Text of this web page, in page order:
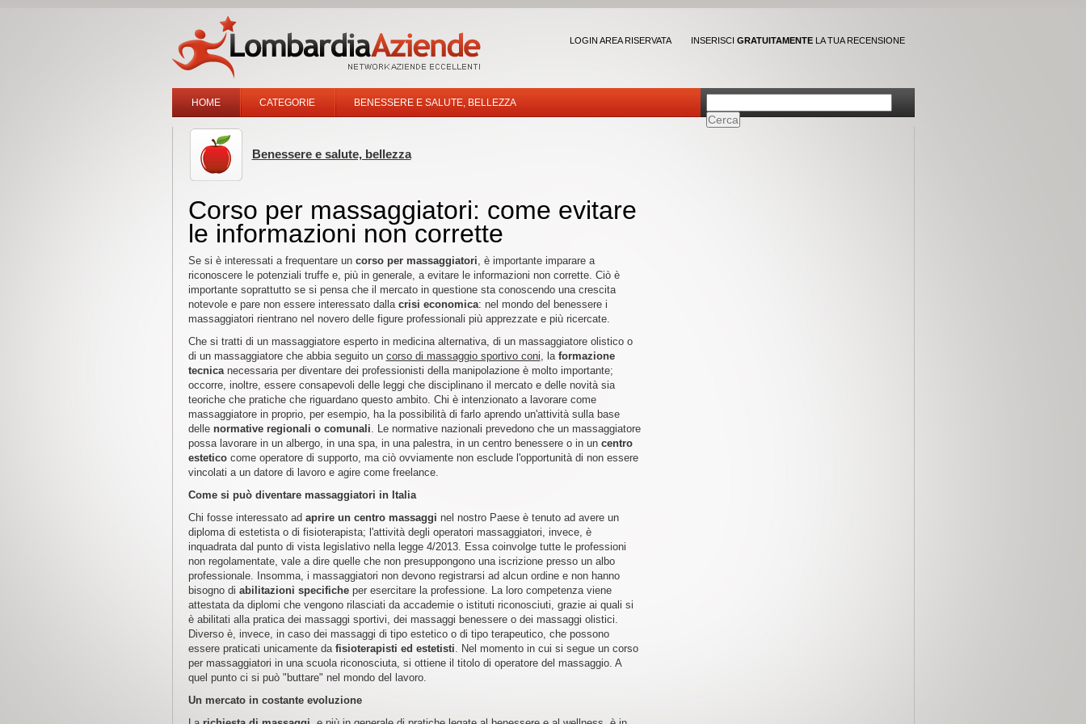
LOGIN AREA RISERVATA INSERISCI GRATUITAMENTELA TUA RECENSIONE
HOME CATEGORIE BENESSERE E SALUTE, BELLEZZA
Benessere e salute, bellezza
Corso per massaggiatori: come evitare
le informazioni non corrette
Se si è interessati a frequentare uncorso per massaggiatori, è importante imparare a
riconoscere le potenziali truffe e, più in generale, a evitare le informazioni non corrette. Ciò è
importante soprattutto se si pensa che il mercato in questione sta conoscendo una crescita
notevole e pare non essere interessato dallacrisi economica: nel mondo del benessere i
massaggiatori rientrano nel novero delle figure professionali più apprezzate e più ricercate.
Che si tratti di un massaggiatore esperto in medicina alternativa, di un massaggiatore olistico o
di un massaggiatore che abbia seguito un corso di massaggio sportivo coni, la formazione
tecnicanecessaria per diventare dei professionisti della manipolazione è molto importante;
occorre, inoltre, essere consapevoli delle leggi che disciplinano il mercato e delle novità sia
teoriche che pratiche che riguardano questo ambito. Chi è intenzionato a lavorare come
massaggiatore in proprio, per esempio, ha la possibilità di farlo aprendo un'attività sulla base
delle normative regionali o comunali. Le normative nazionali prevedono che un massaggiatore
possa lavorare in un albergo, in una spa, in una palestra, in un centro benessere o in un centro
esteticocome operatore di supporto, ma ciò ovviamente non esclude l'opportunità di non essere
vincolati a un datore di lavoro e agire come freelance.
Come si può diventare massaggiatori in Italia
Chi fosse interessato ad aprire un centro massaggi nel nostro Paese è tenuto ad avere un
diploma di estetista o di fisioterapista; l'attività degli operatori massaggiatori, invece, è
inquadrata dal punto di vista legislativo nella legge 4/2013. Essa coinvolge tutte le professioni
non regolamentate, vale a dire quelle che non presuppongono una iscrizione presso un albo
professionale. Insomma, i massaggiatori non devono registrarsi ad alcun ordine e non hanno
bisogno di abilitazioni specificheper esercitare la professione. La loro competenza viene
attestata da diplomi che vengono rilasciati da accademie o istituti riconosciuti, grazie ai quali si
è abilitati alla pratica dei massaggi sportivi, dei massaggi benessere o dei massaggi olistici.
Diverso è, invece, in caso dei massaggi di tipo estetico o di tipo terapeutico, che possono
essere praticati unicamente da fisioterapisti ed estetisti. Nel momento in cui si segue un corso
per massaggiatori in una scuola riconosciuta, si ottiene il titolo di operatore del massaggio. A
quel punto ci si può "buttare" nel mondo del lavoro.
Un mercato in costante evoluzione